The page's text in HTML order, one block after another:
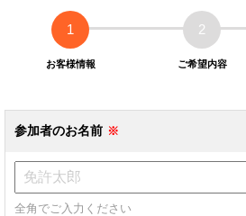
1
お客様情報
2
ご希望内容
参加者のお名前
全角でご入力ください